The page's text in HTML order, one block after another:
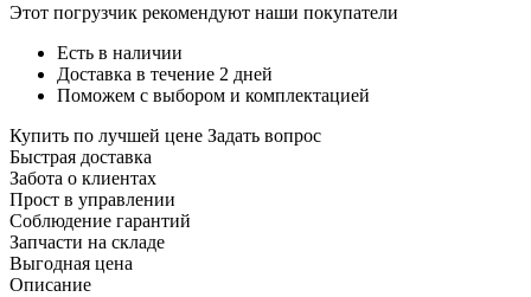
Этот погрузчик рекомендуют наши покупатели
Есть в наличии
Доставка в течение 2 дней
Поможем с выбором и комплектацией
Купить по лучшей цене Задать вопрос
Быстрая доставка
Забота о клиентах
Прост в управлении
Соблюдение гарантий
Запчасти на складе
Выгодная цена
Описание